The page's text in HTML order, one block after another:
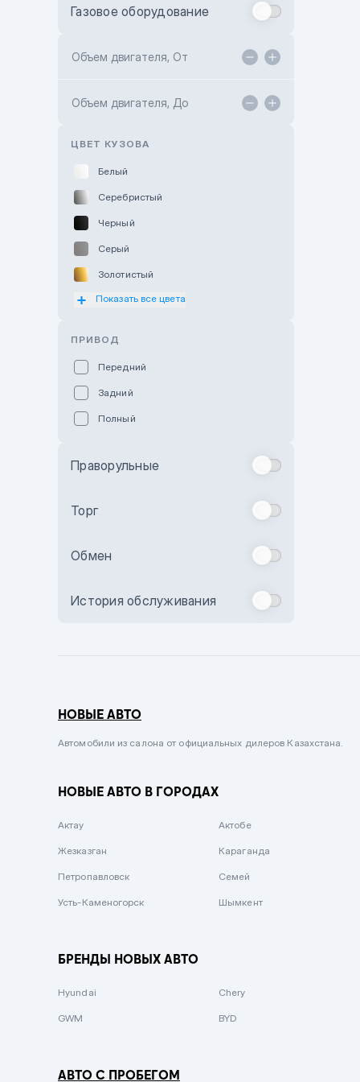
Toyota Kokshetau
Hyundai ShymCity
Газовое оборудование
Объем двигателя, От
Объем двигателя, До
ЦВЕТ КУЗОВА
Белый
Серебристый
Черный
Серый
Золотистый
Оранжевый
Бежевый
Комбинированный
Сиреневый металлик
Вишневый
Зеленый металлик
Показать все цвета
ПРИВОД
Передний
Задний
Полный
Праворульные
Торг
Обмен
История обслуживания
НОВЫЕ АВТО
Автомобили из салона от официальных дилеров Казахстана.
НОВЫЕ АВТО В ГОРОДАХ
Актау Актобе
Жезказган Караганда
Петропавловск Семей
Усть-Каменогорск Шымкент
БРЕНДЫ НОВЫХ АВТО
Hyundai Chery
GWM BYD
АВТО С ПРОБЕГОМ